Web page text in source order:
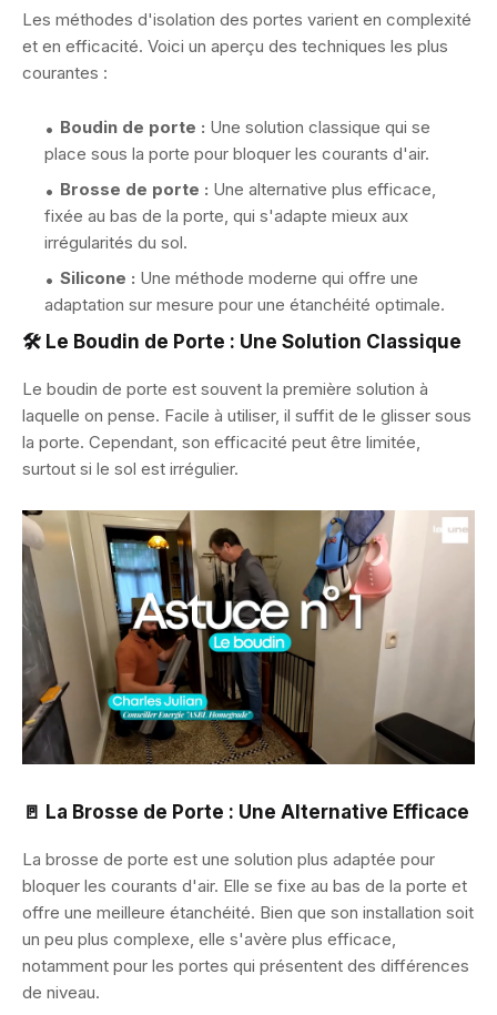
Les méthodes d'isolation des portes varient en complexité
et en efficacité. Voici un aperçu des techniques les plus
courantes :
Boudin de porte : Une solution classique qui se
place sous la porte pour bloquer les courants d'air.
Brosse de porte : Une alternative plus efficace,
fixée au bas de la porte, qui s'adapte mieux aux
irrégularités du sol.
Silicone : Une méthode moderne qui offre une
adaptation sur mesure pour une étanchéité optimale.
🛠️ Le Boudin de Porte : Une Solution Classique
Le boudin de porte est souvent la première solution à
laquelle on pense. Facile à utiliser, il suffit de le glisser sous
la porte. Cependant, son efficacité peut être limitée,
surtout si le sol est irrégulier.
🚪 La Brosse de Porte : Une Alternative Efficace
La brosse de porte est une solution plus adaptée pour
bloquer les courants d'air. Elle se fixe au bas de la porte et
offre une meilleure étanchéité. Bien que son installation soit
un peu plus complexe, elle s'avère plus efficace,
notamment pour les portes qui présentent des différences
de niveau.